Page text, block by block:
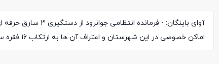
آوای باینگان: - فرمانده انتظامی
اماکن خصوصی در این شهرستان و اعتراف آن ها به ارتکاب 16 فقره سرقت خبر داد.